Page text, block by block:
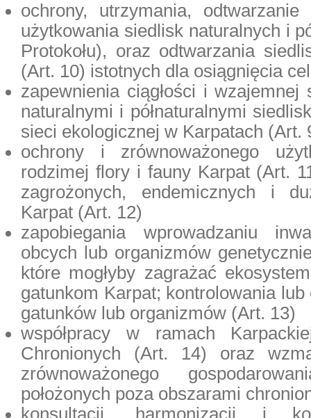
ochrony, utrzymania, odtwarzanie
użytkowania siedlisk naturalnych i
Protokołu), oraz odtwarzania
(Art. 10) istotnych dla osiągnięcia
zapewnienia ciągłości i wzajemnej
naturalnymi i półnaturalnymi
sieci ekologicznej w Karpatach (Art.
ochrony i zrównoważonego
rodzimej flory i fauny Karpat (Art.
zagrożonych, endemicznych i
Karpat (Art. 12)
zapobiegania wprowadzaniu
obcych lub organizmów
które mogłyby zagrażać
gatunkom Karpat; kontrolowania
gatunków lub organizmów (Art. 13)
współpracy w ramach
Chronionych (Art. 14) oraz
zrównoważonego
położonych poza obszarami
konsultacji, harmonizacji i